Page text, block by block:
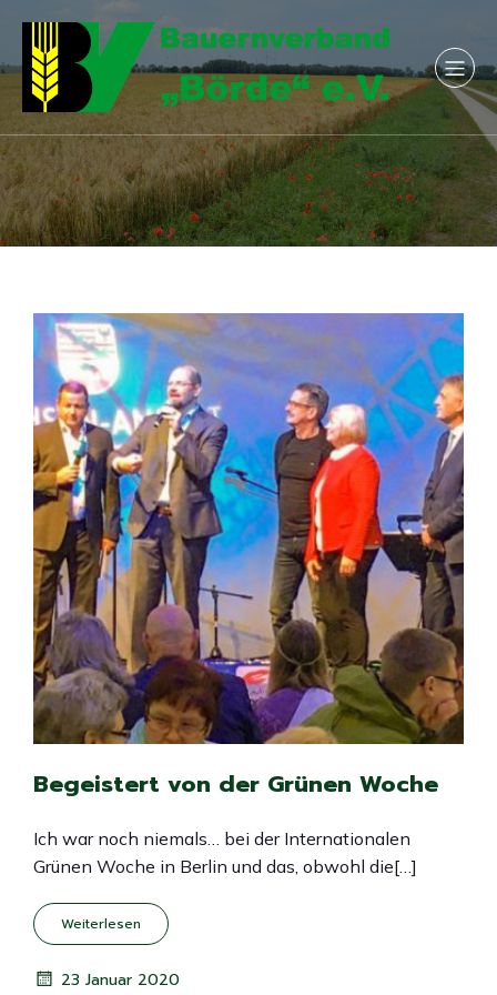
Begeistert von der Grünen Woche
Ich war noch niemals… bei der Internationalen
Grünen Woche in Berlin und das, obwohl die[…]
Weiterlesen
23 Januar 2020